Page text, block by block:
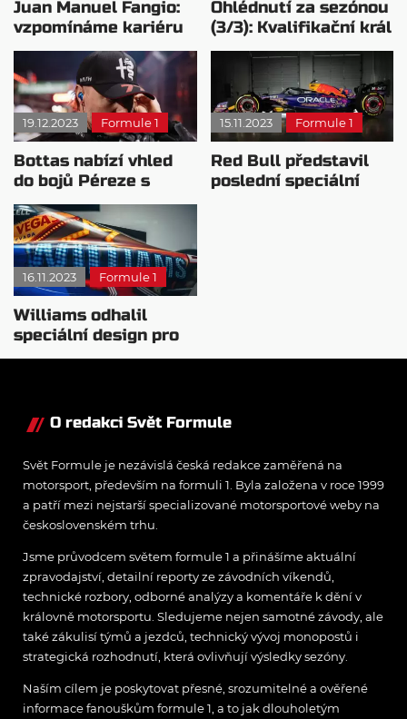
Juan Manuel Fangio:
vzpomínáme kariéru
první legendy F1
Ohlédnutí za sezónou
(3/3): Kvalifikační král
Albon
19.12.2023 Formule 1
Bottas nabízí vhled
do bojů Péreze s
Verstappenem
15.11.2023 Formule 1
Red Bull představil
poslední speciální
16.11.2023 Formule 1
Williams odhalil
speciální design pro
VC Las Vegas
O redakci Svět Formule
Svět Formule je nezávislá česká redakce zaměřená na
motorsport, především na formuli 1. Byla založena v roce 1999
a patří mezi nejstarší specializované motorsportové weby na
československém trhu.
Jsme průvodcem světem formule 1 a přinášíme aktuální
zpravodajství, detailní reporty ze závodních víkendů,
technické rozbory, odborné analýzy a komentáře k dění v
královně motorsportu. Sledujeme nejen samotné závody, ale
také zákulisí týmů a jezdců, technický vývoj monopostů i
strategická rozhodnutí, která ovlivňují výsledky sezóny.
Naším cílem je poskytovat přesné, srozumitelné a ověřené
informace fanouškům formule 1, a to jak dlouholetým